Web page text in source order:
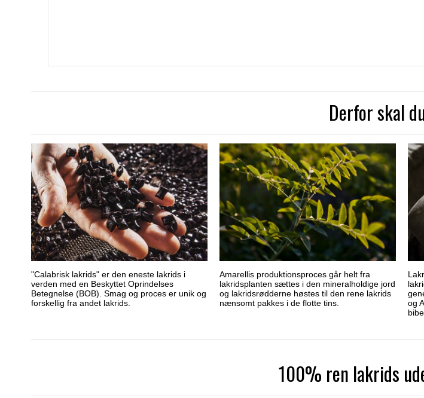
Derfor skal
"Calabrisk lakrids" er den eneste lakrids i
verden med en Beskyttet Oprindelses
Betegnelse (BOB). Smag og proces er unik og
forskellig fra andet lakrids.
Amarellis produktionsproces går helt fra
lakridsplanten sættes i den mineralholdige jord
og lakridsrødderne høstes til den rene lakrids
nænsomt pakkes i de flotte tins.
og
100% ren lakrids